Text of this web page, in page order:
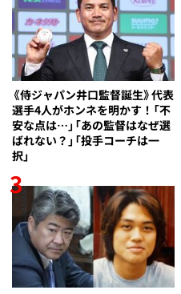
《侍ジャパン井口監督誕生》代表
選手4人がホンネを明かす！「不
安な点は…」「あの監督はなぜ選
ばれない？」「投手コーチは一
択」
3